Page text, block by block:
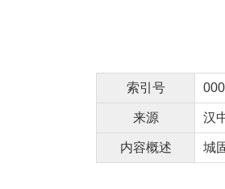
索引号
来源 汉
内容概述 城